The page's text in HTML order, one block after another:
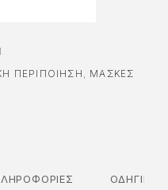
ΠΕΡΙΠΟΊΗΣΗ
ΜΆΣΚΕΣ
ΟΔΗΓΊΕΣ